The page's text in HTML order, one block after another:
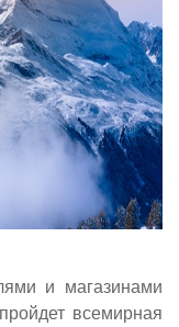
и магазинами
всемирная